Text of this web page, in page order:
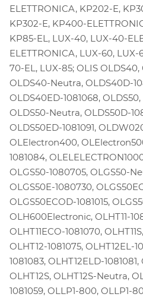
ELETTRONICA, KP202-E,
KP302-E, KP400-
KP85-EL, LUX-40, LUX-40-
ELETTRONICA, LUX-60, LUX-
70-EL, LUX-85; OLIS OLDS40,
OLDS40-Neutra, OLDS40D-
OLDS40ED-1081068,
OLDS50-Neutra, OLDS50D-
OLDS50ED-1081091,
OLElectron400,
1081084,
OLGS50-1080705, OLGS50-
OLGS50E-1080730,
OLGS50ECOD-1081015,
OLH600Electronic, OLHT11-
OLHT11ECO-1081070,
OLHT12-1081075, OLHT12EL-
1081083, OLHT12ELD-
OLHT12S, OLHT12S-Neutra,
1081059, OLLP1-800, OLLP1-